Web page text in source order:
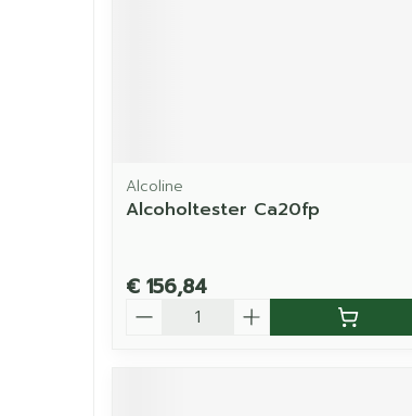
Alcoline
Alcoholtester Ca20fp
€ 156,84